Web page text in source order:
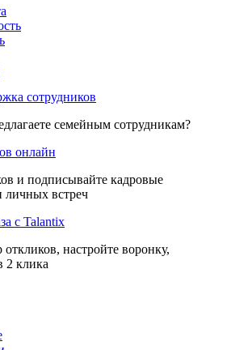
сотрудников
семейным сотрудникам?
онлайн
и подписывайте кадровые
личных встреч
с Talantix
настройте воронку,
2 клика